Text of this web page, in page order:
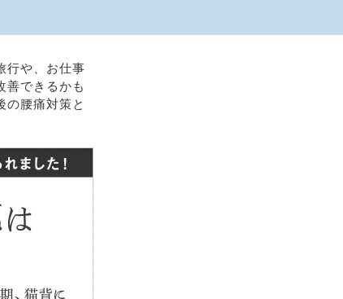
行や、お仕事
善できるかも
の腰痛対策と